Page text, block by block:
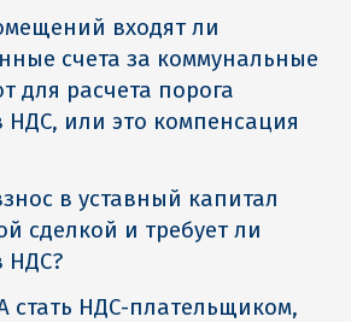
входят ли
счета за коммунальные
для расчета порога
НДС, или это компенсация
в уставный капитал
сделкой и требует ли
НДС?
стать НДС-плательщиком,